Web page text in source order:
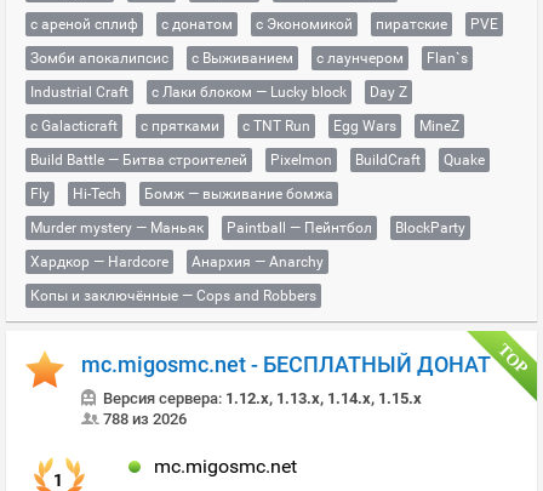
с ареной сплиф
с донатом с Экономикой пиратские
PVE
Зомби апокалипсис
с Выживанием с лаунчером
Flan`s
Industrial Craft
с Лаки блоком — Lucky block
Day Z
с Galacticraft
с прятками с TNT Run Egg Wars
MineZ
Build Battle — Битва строителей
Pixelmon BuildCraft
Quake
Fly
Hi-Tech
Бомж — выживание бомжа
Murder mystery — Маньяк
Paintball — Пейнтбол
BlockParty
Хардкор — Hardcore
Анархия — Anarchy
Копы и заключённые — Cops and Robbers
mc.migosmc.net - БЕСПЛАТНЫЙ ДОНАТ
Версия сервера: 1.12.x, 1.13.x, 1.14.x, 1.15.x
788 из 2026
1
mc.migosmc.net